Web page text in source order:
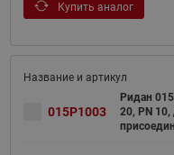
Купить аналог
015P1003
Ридан
20, PN